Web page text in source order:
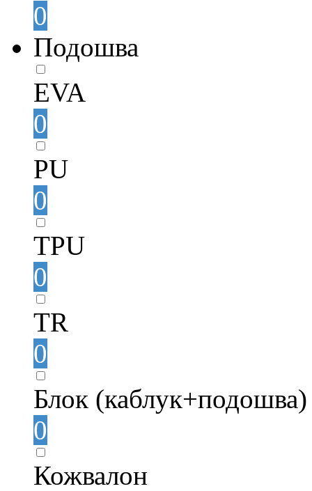
0
Подошва
EVA
0
PU
0
TPU
0
TR
0
Блок (каблук+подошва)
0
Кожвалон